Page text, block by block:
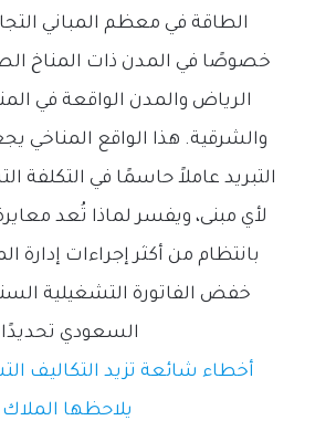
الطاقة في معظم المباني
خصوصًا في المدن ذات المناخ
الرياض والمدن الواقعة في
والشرقية. هذا الواقع المناخي
التبريد عاملاً حاسمًا في التكلفة
لأي مبنى، ويفسر لماذا تُعد
بانتظام من أكثر إجراءات إدارة
خفض الفاتورة التشغيلية
السعودي
أخطاء شائعة تزيد التكاليف
يلاحظها الملاك